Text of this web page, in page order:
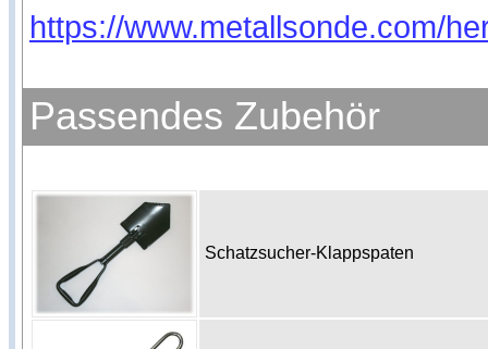
https://www.metallsonde.com/
Passendes Zubehör
Schatzsucher-Klappspaten